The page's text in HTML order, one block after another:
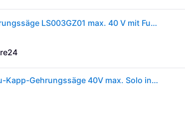
Makita Akku-Kapp-Gehrungssäge LS003GZ01 max. 40 V mit Funk-Adpater WUT01 Solo
Makita LS003GZ01 Akku-Kapp-Gehrungssäge 40V max. Solo inkl. AWS Funk-Adpater WUT01